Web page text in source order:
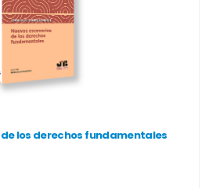
los derechos fundamentales